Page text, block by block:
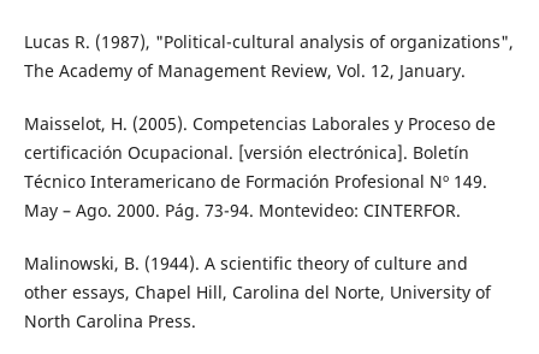
Lucas R. (1987), "Political-cultural analysis of organizations",
The Academy of Management Review, Vol. 12, January.
Maisselot, H. (2005). Competencias Laborales y Proceso de
certificación Ocupacional. [versión electrónica]. Boletín
Técnico Interamericano de Formación Profesional Nº 149.
May – Ago. 2000. Pág. 73-94. Montevideo: CINTERFOR.
Malinowski, B. (1944). A scientific theory of culture and
other essays, Chapel Hill, Carolina del Norte, University of
North Carolina Press.